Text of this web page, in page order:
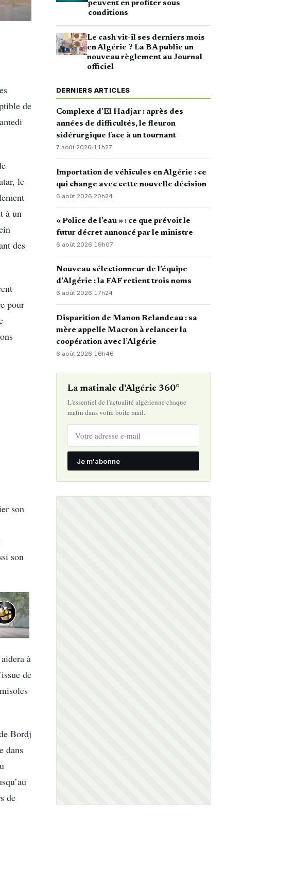
de
le
à un
des
pour
son
son
à
de
Bordj
dans
de
peuvent en profiter sous
conditions
Le cash vit-il ses derniers mois
en Algérie ? La BA publie un
nouveau règlement au Journal
officiel
DERNIERS ARTICLES
Complexe d’El Hadjar : après des
années de difficultés, le fleuron
sidérurgique face à un tournant
7 août 2026·11h27
Importation de véhicules en Algérie : ce
qui change avec cette nouvelle décision
6 août 2026·20h24
« Police de l’eau » : ce que prévoit le
futur décret annoncé par le ministre
6 août 2026·19h07
Nouveau sélectionneur de l’équipe
d’Algérie : la FAF retient trois noms
6 août 2026·17h24
Disparition de Manon Relandeau : sa
mère appelle Macron à relancer la
coopération avec l’Algérie
6 août 2026· 16h46
La matinale d'Algérie 360°
L'essentiel de l'actualité algérienne chaque
matin dans votre boîte mail.
Je m'abonne